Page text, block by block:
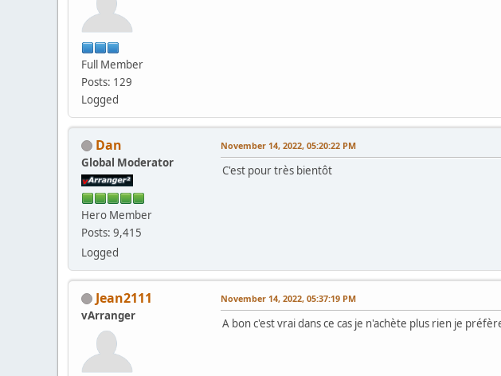
Full Member
Posts: 129
Logged
Dan
Global Moderator
Hero Member
Posts: 9,415
Logged
November 14, 2022, 05:20:22 PM
C'est pour très bientôt
Jean2111
vArranger
November 14, 2022, 05:37:19 PM
A bon c'est vrai dans ce cas je n'achète plus rien je